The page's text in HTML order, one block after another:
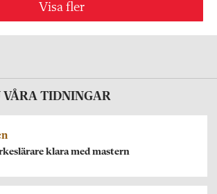
Visa fler
VÅRA TIDNINGAR
klara med mastern